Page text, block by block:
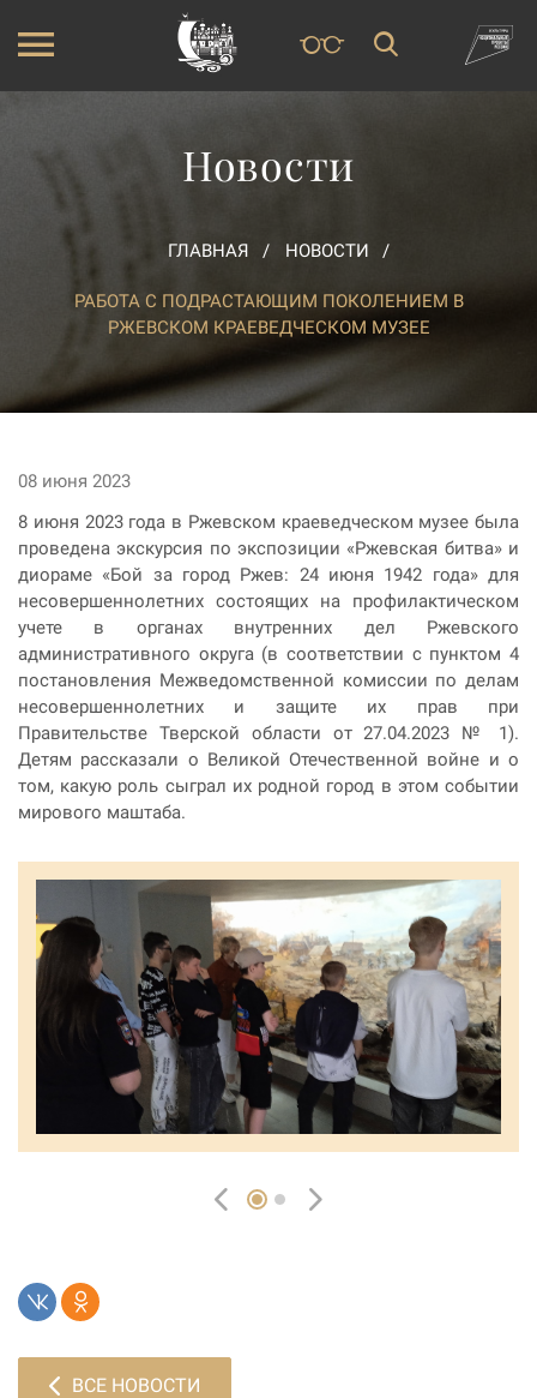
Новости
ГЛАВНАЯ НОВОСТИ
РАБОТА С ПОДРАСТАЮЩИМ ПОКОЛЕНИЕМ В
РЖЕВСКОМ КРАЕВЕДЧЕСКОМ МУЗЕЕ
08 июня 2023
8 июня 2023 года в Ржевском краеведческом музее была
проведена экскурсия по экспозиции «Ржевская битва» и
диораме «Бой за город Ржев: 24 июня 1942 года» для
несовершеннолетних состоящих на профилактическом
учете в органах внутренних дел Ржевского
административного округа (в соответствии с пунктом 4
постановления Межведомственной комиссии по делам
несовершеннолетних и защите их прав при
Правительстве Тверской области от 27.04.2023 № 1).
Детям рассказали о Великой Отечественной войне и о
том, какую роль сыграл их родной город в этом событии
мирового маштаба.
ВСЕ НОВОСТИ